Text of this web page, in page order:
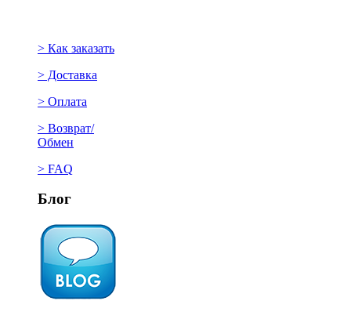
> Как заказать
> Доставка
> Оплата
> Возврат/
Обмен
> FAQ
Блог